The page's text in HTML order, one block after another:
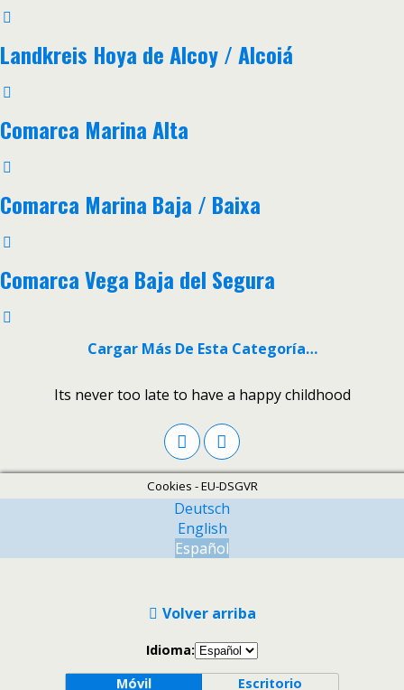
Landkreis Hoya de Alcoy / Alcoiá
Comarca Marina Alta
Comarca Marina Baja / Baixa
Comarca Vega Baja del Segura
Cargar Más De Esta Categoría…
Its never too late to have a happy childhood
Cookies - EU-DSGVR
Deutsch
English
Español
Volver arriba
Idioma:
Móvil
Escritorio